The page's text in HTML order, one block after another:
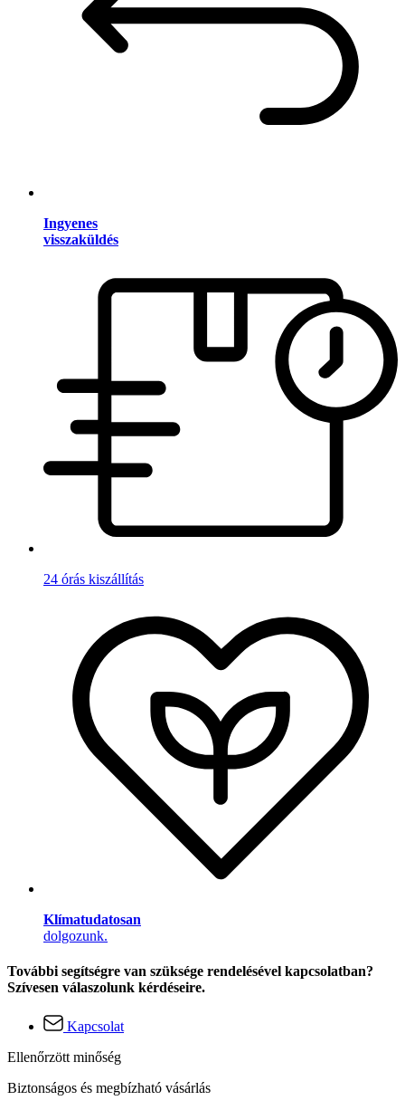
Ingyenes
visszaküldés
24 órás kiszállítás
Klímatudatosan
dolgozunk.
További segítségre van szüksége rendelésével kapcsolatban?
Szívesen válaszolunk kérdéseire.
Kapcsolat
Ellenőrzött minőség
Biztonságos és megbízható vásárlás